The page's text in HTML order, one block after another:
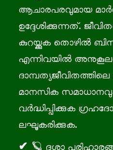
ആചാരപരവുമായ
ഉദ്ദേശിക്കുന്നത്.
കുറയ്ക്കുക തൊഴിൽ
എന്നിവയിൽ അനുകൂലത
ദാമ്പത്യജീവിതത്തിലെ
മാനസിക
വർദ്ധിപ്പിക്കുക
ലഘൂകരിക്കുക.